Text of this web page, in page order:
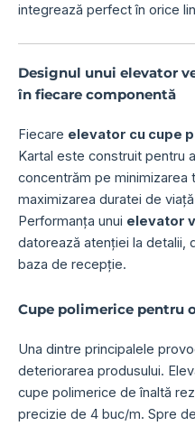
integrează perfect în orice
Designul unui elevator
în fiecare componentă
Fiecare elevator cu cupe
Kartal este construit pentru
concentrăm pe minimizarea
maximizarea duratei de
Performanța unui elevator
datorează atenției la detalii,
baza de recepție.
Cupe polimerice pentru
Una dintre principalele
deteriorarea produsului.
cupe polimerice de înaltă
precizie de 4 buc/m. Spre